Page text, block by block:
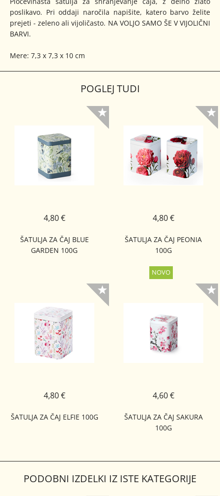
poslikavo. Pri oddaji naročila napišite, katero barvo želite
prejeti - zeleno ali vijoličasto. NA VOLJO SAMO ŠE V VIJOLIČNI
BARVI.
Mere: 7,3 x 7,3 x 10 cm
POGLEJ TUDI
ŠATULJA ZA ČAJ BLUE
GARDEN 100G
4,80 €
ŠATULJA ZA ČAJ PEONIA
100G
4,80 €
ŠATULJA ZA ČAJ ELFIE 100G
4,80 €
ŠATULJA ZA ČAJ SAKURA
100G
4,60 €
PODOBNI IZDELKI IZ ISTE KATEGORIJE